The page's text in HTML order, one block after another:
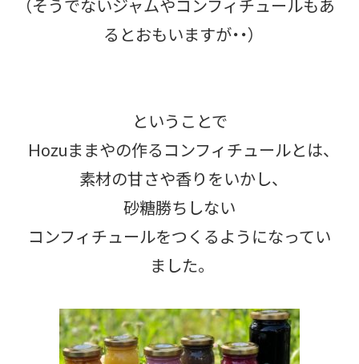
（そうでないジャムやコンフィチュールもあ
るとおもいますが・・）
ということで
Hozuままやの作るコンフィチュールとは、
素材の甘さや香りをいかし、
砂糖勝ちしない
コンフィチュールをつくるようになってい
ました。